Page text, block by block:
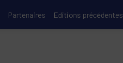
Partenaires Editions précédentes